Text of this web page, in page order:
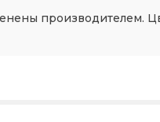
производителем.